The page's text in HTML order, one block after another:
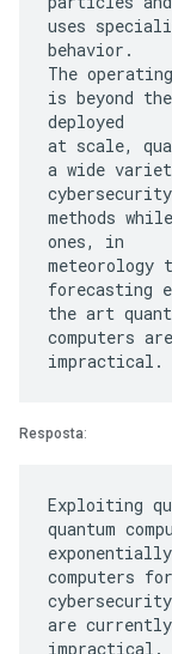
uses
behavior.
The
is beyond
deployed
at scale,
a wide
methods
ones, in
meteorology
forecasting
the art
computers
Resposta:
Exploiting
quantum
computers
are